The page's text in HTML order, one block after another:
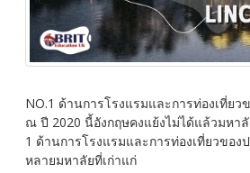
NO.1 ด้านการโรงแรมและการท่องเที่ยว
ณ ปี 2020 นี้อังกฤษคงแย้งไม่ได้แล้วมหา
1 ด้านการโรงแรมและการท่องเที่ยวของ
หลายมหาลัยที่เก่าแก่